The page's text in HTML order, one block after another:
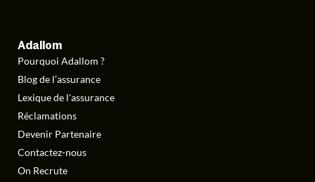
Adallom
Pourquoi Adallom ?
Blog de l’assurance
Lexique de l'assurance
Réclamations
Devenir Partenaire
Contactez-nous
On Recrute